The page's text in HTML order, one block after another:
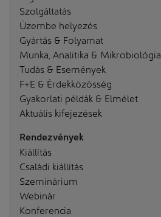
Szolgáltatás
Üzembe helyezés
Gyártás & Folyamat
Munka, Analitika & Mikrobiológia
Tudás & Események
F+E & Érdekközösség
Gyakorlati példák & Elmélet
Aktuális kifejezések
Rendezvények
Kiállítás
Családi kiállítás
Szeminárium
Webinár
Konferencia